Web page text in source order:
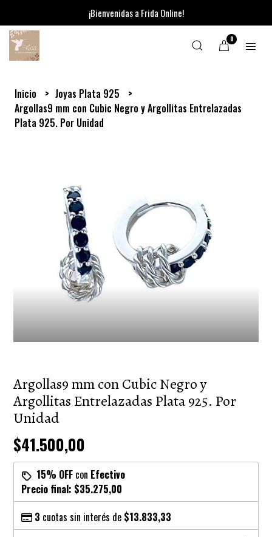
¡Bienvenidas a Frida Online!
0
Inicio
Joyas Plata 925
Argollas9 mm con Cubic Negro y Argollitas Entrelazadas
Plata 925. Por Unidad
Argollas9 mm con Cubic Negro y
Argollitas Entrelazadas Plata 925. Por
Unidad
$41.500,00
15% OFF con Efectivo
Precio final: $35.275,00
3 cuotas sin interés de $13.833,33